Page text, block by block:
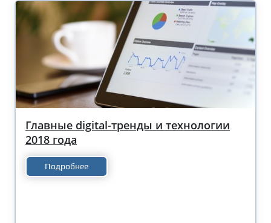
Главные digital-тренды и технологии
2018 года
Подробнее